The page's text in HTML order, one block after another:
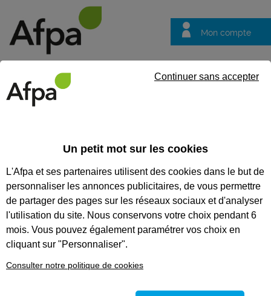
Mon compte
questions
Fil info
Une promotion
engagée : retour sur
les dernières
initiatives de la
Promo 16.18
Un petit mot sur les cookies
L'Afpa et ses partenaires utilisent des cookies dans le but de
personnaliser les annonces publicitaires, de vous permettre
de partager des pages sur les réseaux sociaux et d'analyser
l'utilisation du site. Nous conservons votre choix pendant 6
mois. Vous pouvez également paramétrer vos choix en
cliquant sur "Personnaliser".
Consulter notre politique de cookies
Continuer sans accepter